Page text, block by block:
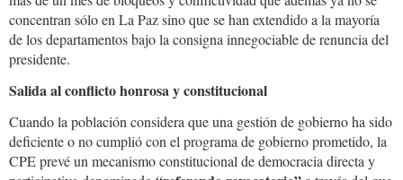
concentran sólo en La Paz sino que se han extendido a la mayoría
de los departamentos bajo la consigna innegociable de renuncia del
presidente.
Salida al conflicto honrosa y constitucional
Cuando la población considera que una gestión de gobierno ha sido
deficiente o no cumplió con el programa de gobierno prometido, la
CPE prevé un mecanismo constitucional de democracia directa y